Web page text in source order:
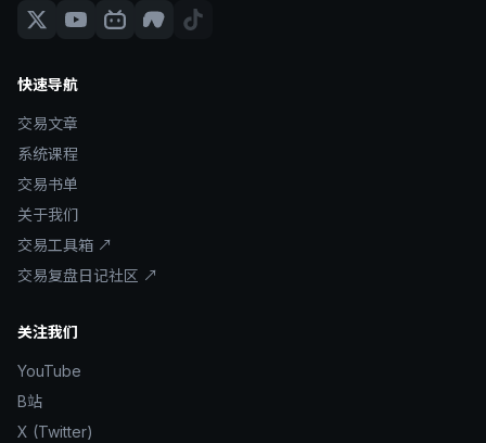
快速导航
交易文章
系统课程
交易书单
关于我们
交易工具箱 ↗
交易复盘日记社区 ↗
关注我们
YouTube
B站
X (Twitter)